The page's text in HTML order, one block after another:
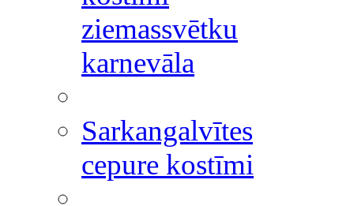
ziemassvētku
karnevāla
Sarkangalvītes
cepure kostīmi